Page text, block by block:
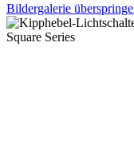
Bildergalerie